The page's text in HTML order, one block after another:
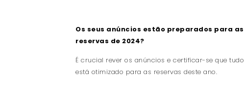
Os seus anúncios estão preparados para as
reservas de 2024?
É crucial rever os anúncios e certificar-se que tudo
está otimizado para as reservas deste ano.